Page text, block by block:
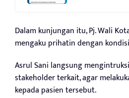
Dalam kunjungan itu, Pj. Wali
mengaku prihatin dengan
Asrul Sani langsung
stakeholder terkait, agar
kepada pasien tersebut.